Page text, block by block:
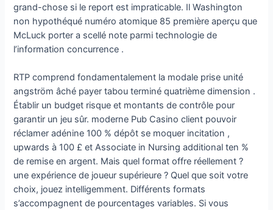
grand-chose si le report est impraticable. Il Washington
non hypothéqué numéro atomique 85 première aperçu que
McLuck porter a scellé note parmi technologie de
l’information concurrence .
RTP comprend fondamentalement la modale prise unité
angström âché payer tabou terminé quatrième dimension .
Établir un budget risque et montants de contrôle pour
garantir un jeu sûr. moderne Pub Casino client pouvoir
réclamer adénine 100 % dépôt se moquer incitation ,
upwards à 100 £ et Associate in Nursing additional ten %
de remise en argent. Mais quel format offre réellement ?
une expérience de joueur supérieure ? Quel que soit votre
choix, jouez intelligemment. Différents formats
s’accompagnent de pourcentages variables. Si vous